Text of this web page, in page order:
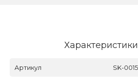
Характеристики
Артикул SK-